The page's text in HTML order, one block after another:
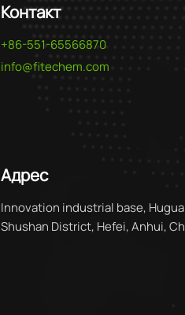
Контакт
+86-551-65566870
info@fitechem.com
Адрес
Innovation industrial base,
Shushan District, Hefei, Anhui,